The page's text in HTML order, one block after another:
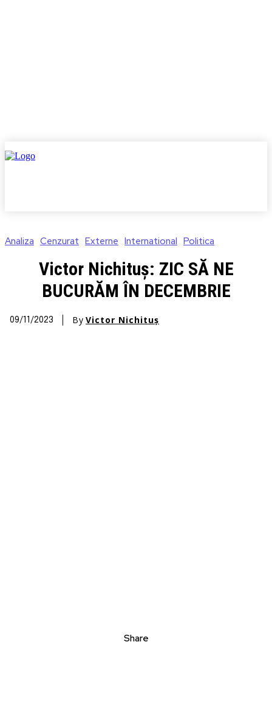
Analiza Cenzurat Externe International Politica
Victor Nichituș: ZIC SĂ NE
BUCURĂM ÎN DECEMBRIE
09/11/2023 By Victor Nichituș
Share